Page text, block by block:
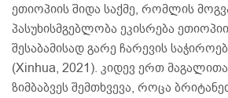
ეთიოპიის შიდა საქმე, რომლის
პასუხისმგებლობა ეკისრება
შესაბამისად გარე ჩარევის
(Xinhua, 2021). კიდევ ერთ
ზიმბაბვეს შემთხვევა, როცა